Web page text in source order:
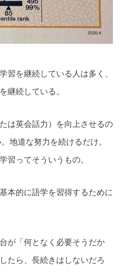
習を継続している人は多く、
を継続している。
は英会話力）を向上させるの
地道な努力を続けるだけ。
習ってそういうもの。
本的に語学を習得するために
が「何となく必要そうだか
たら、長続きはしないだろ